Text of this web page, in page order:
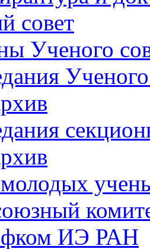
совет
Ученого
ИЭ РАН